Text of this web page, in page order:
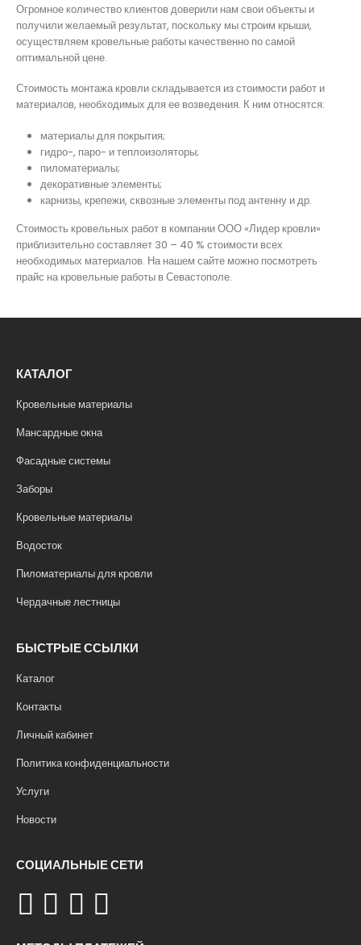
Огромное количество клиентов доверили нам свои объекты и
получили желаемый результат, поскольку мы строим крыши,
осуществляем кровельные работы качественно по самой
оптимальной цене.
Стоимость монтажа кровли складывается из стоимости работ и
материалов, необходимых для ее возведения. К ним относятся:
материалы для покрытия;
гидро-, паро- и теплоизоляторы;
пиломатериалы;
декоративные элементы;
карнизы, крепежи, сквозные элементы под антенну и др.
Стоимость кровельных работ в компании ООО «Лидер кровли»
приблизительно составляет 30 – 40 % стоимости всех
необходимых материалов. На нашем сайте можно посмотреть
прайс на кровельные работы в Севастополе.
КАТАЛОГ
Кровельные материалы
Мансардные окна
Фасадные системы
Заборы
Кровельные материалы
Водосток
Пиломатериалы для кровли
Чердачные лестницы
БЫСТРЫЕ ССЫЛКИ
Каталог
Контакты
Личный кабинет
Политика конфиденциальности
Услуги
Новости
СОЦИАЛЬНЫЕ СЕТИ